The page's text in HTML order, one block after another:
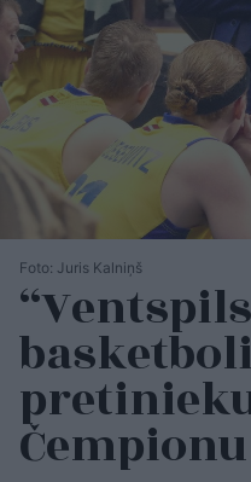
Foto: Juris Kalniņš